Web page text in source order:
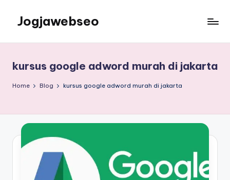
Jogjawebseo
kursus google adword murah di jakarta
Home Blog kursus google adword murah di jakarta